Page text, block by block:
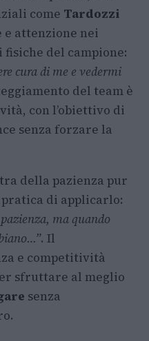
come Tardozzi
e attenzione nei
del campione:
cura di me e vedermi
del team è
con l’obiettivo di
senza forzare la
della pazienza pur
di applicarlo:
ma quando
. Il
e competitività
sfruttare al meglio
senza